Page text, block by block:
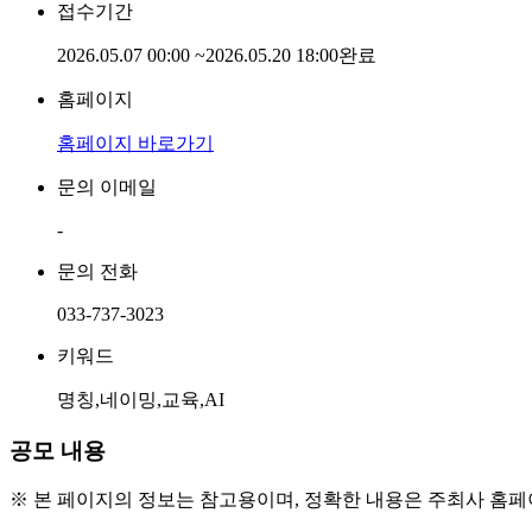
접수기간
2026.05.07 00:00 ~2026.05.20 18:00완료
홈페이지
홈페이지 바로가기
문의 이메일
-
문의 전화
033-737-3023
키워드
명칭,네이밍,교육,AI
공모 내용
※ 본 페이지의 정보는 참고용이며, 정확한 내용은 주최사 홈